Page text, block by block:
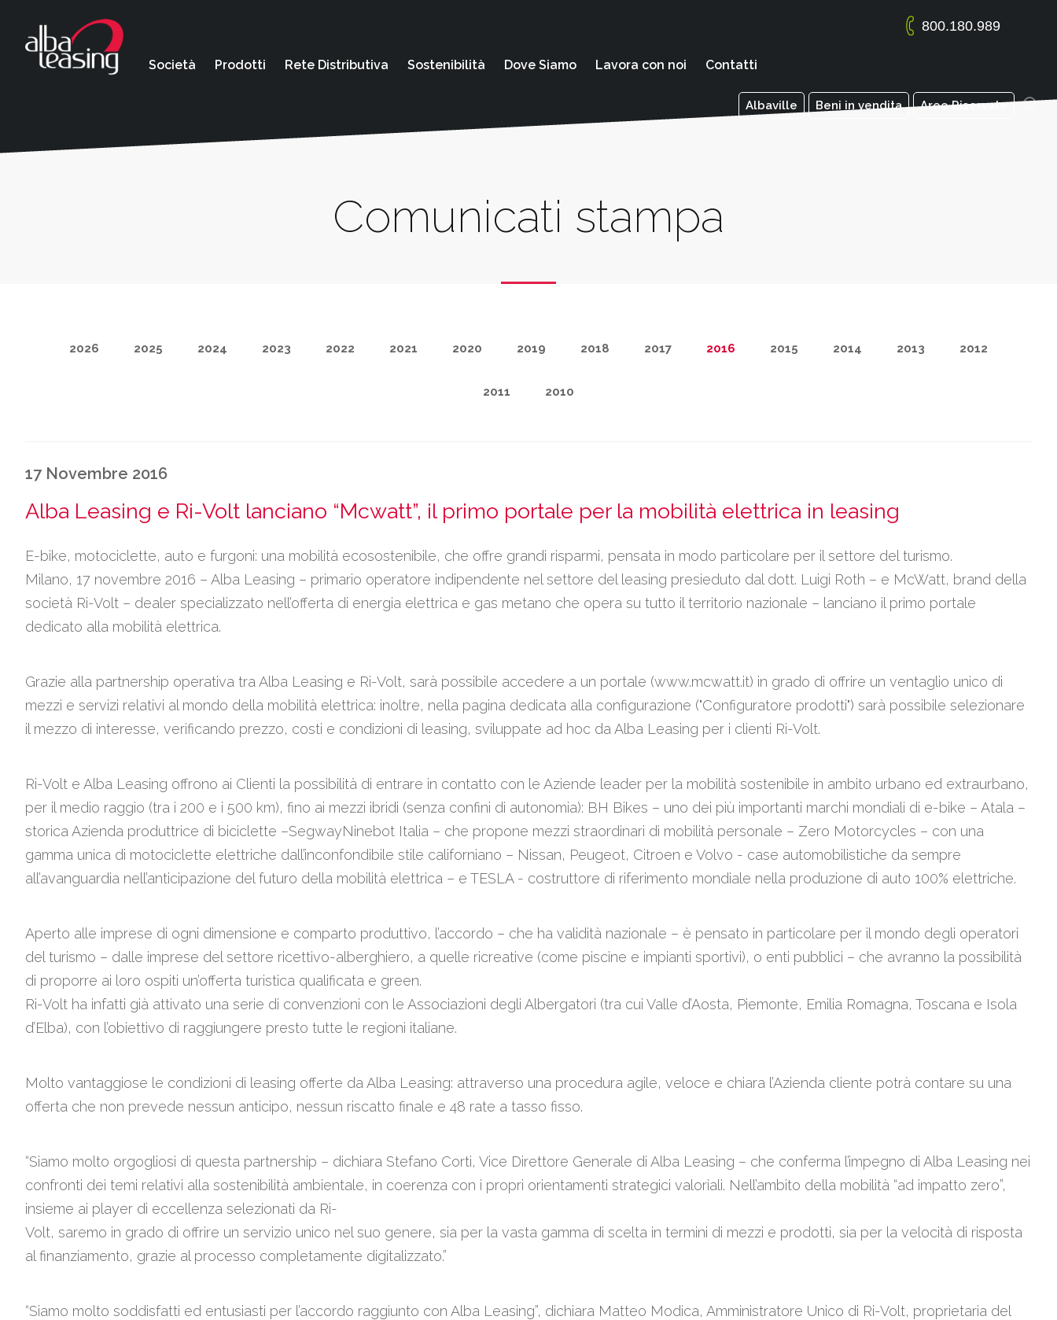
Società Prodotti Rete Distributiva Sostenibilità Dove Siamo Lavora con noi Contatti
800.180.989
Aree Riservate
Beni in vendita
Albaville
Comunicati stampa
2026 2025 2024 2023 2022 2021 2020 2019 2018 2017 2016 2015 2014 2013 2012
2011 2010
17 Novembre 2016
Alba Leasing e Ri-Volt lanciano “Mcwatt”, il primo portale per la mobilità elettrica in leasing
E-bike, motociclette, auto e furgoni: una mobilità ecosostenibile, che offre grandi risparmi, pensata in modo particolare per il settore del turismo.
Milano, 17 novembre 2016 – Alba Leasing – primario operatore indipendente nel settore del leasing presieduto dal dott. Luigi Roth – e McWatt, brand della
società Ri-Volt – dealer specializzato nell’offerta di energia elettrica e gas metano che opera su tutto il territorio nazionale – lanciano il primo portale
dedicato alla mobilità elettrica.
Grazie alla partnership operativa tra Alba Leasing e Ri-Volt, sarà possibile accedere a un portale (www.mcwatt.it) in grado di offrire un ventaglio unico di
mezzi e servizi relativi al mondo della mobilità elettrica: inoltre, nella pagina dedicata alla configurazione ("Configuratore prodotti") sarà possibile selezionare
il mezzo di interesse, verificando prezzo, costi e condizioni di leasing, sviluppate ad hoc da Alba Leasing per i clienti Ri-Volt.
Ri-Volt e Alba Leasing offrono ai Clienti la possibilità di entrare in contatto con le Aziende leader per la mobilità sostenibile in ambito urbano ed extraurbano,
per il medio raggio (tra i 200 e i 500 km), fino ai mezzi ibridi (senza confini di autonomia): BH Bikes – uno dei più importanti marchi mondiali di e-bike – Atala –
storica Azienda produttrice di biciclette –SegwayNinebot Italia – che propone mezzi straordinari di mobilità personale – Zero Motorcycles – con una
gamma unica di motociclette elettriche dall’inconfondibile stile californiano – Nissan, Peugeot, Citroen e Volvo - case automobilistiche da sempre
all’avanguardia nell’anticipazione del futuro della mobilità elettrica – e TESLA - costruttore di riferimento mondiale nella produzione di auto 100% elettriche.
Aperto alle imprese di ogni dimensione e comparto produttivo, l’accordo – che ha validità nazionale – è pensato in particolare per il mondo degli operatori
del turismo – dalle imprese del settore ricettivo-alberghiero, a quelle ricreative (come piscine e impianti sportivi), o enti pubblici – che avranno la possibilità
di proporre ai loro ospiti un’offerta turistica qualificata e green.
Ri-Volt ha infatti già attivato una serie di convenzioni con le Associazioni degli Albergatori (tra cui Valle d’Aosta, Piemonte, Emilia Romagna, Toscana e Isola
d’Elba), con l’obiettivo di raggiungere presto tutte le regioni italiane.
Molto vantaggiose le condizioni di leasing offerte da Alba Leasing: attraverso una procedura agile, veloce e chiara l’Azienda cliente potrà contare su una
offerta che non prevede nessun anticipo, nessun riscatto finale e 48 rate a tasso fisso.
“Siamo molto orgogliosi di questa partnership – dichiara Stefano Corti, Vice Direttore Generale di Alba Leasing – che conferma l’impegno di Alba Leasing nei
confronti dei temi relativi alla sostenibilità ambientale, in coerenza con i propri orientamenti strategici valoriali. Nell’ambito della mobilità “ad impatto zero”,
insieme ai player di eccellenza selezionati da Ri-
Volt, saremo in grado di offrire un servizio unico nel suo genere, sia per la vasta gamma di scelta in termini di mezzi e prodotti, sia per la velocità di risposta
al finanziamento, grazie al processo completamente digitalizzato.”
“Siamo molto soddisfatti ed entusiasti per l’accordo raggiunto con Alba Leasing”, dichiara Matteo Modica, Amministratore Unico di Ri-Volt, proprietaria del